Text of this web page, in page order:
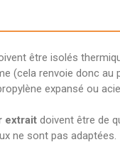
être isolés
(cela renvoie donc au
expansé ou
extrait doivent être de
ne sont pas adaptées.